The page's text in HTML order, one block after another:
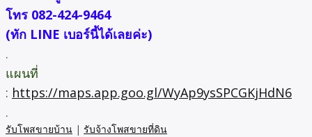
โทร 082-424-9464
(ทัก LINE เบอร์นี้ได้เลยค่ะ)
.
แผนที่
: https://maps.app.goo.gl/WyAp9ysSPCGKjHdN6
.
รับโพสขายบ้าน | รับจ้างโพสขายที่ดิน